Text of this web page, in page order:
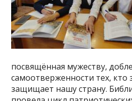
посвящённая мужеству,
самоотверженности тех,
защищает нашу страну.